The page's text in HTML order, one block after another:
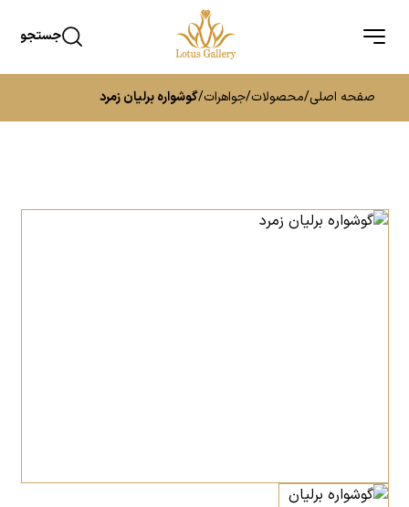
جستجو
صفحه اصلی/محصولات/جواهرات/گوشواره برلیان زمرد